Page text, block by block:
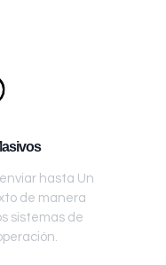
hasta Un
de manera
sistemas de